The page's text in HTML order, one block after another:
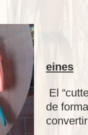
eines
El
de